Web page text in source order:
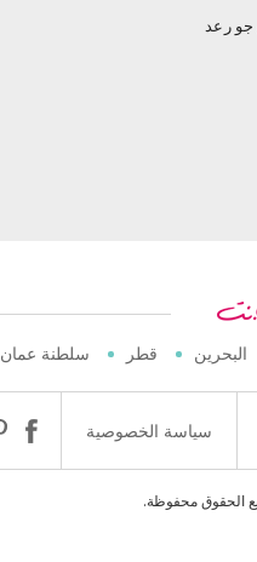
جو رعد
البحرين قطر سلطنة عمان
سياسة الخصوصية